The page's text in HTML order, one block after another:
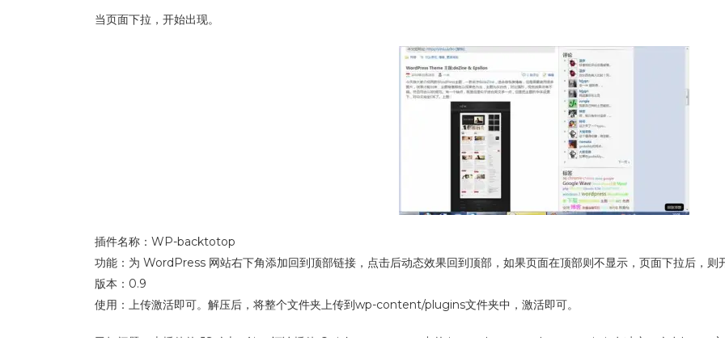
当页面下拉，开始出现。
插件名称：WP-backtotop
功能：为 WordPress 网站右下角添加回到顶部链接，点击后动态效果回到顶部，如果页面在顶部则不显示，页面下拉后，则
版本：0.9
使用：上传激活即可。解压后，将整个文件夹上传到wp-content/plugins文件夹中，激活即可。
已知问题：本插件的 JS 会与 Ajax 评论插件 Quick-comments 中的 jquery.browser.chrome.min.js有冲突，会在Inove